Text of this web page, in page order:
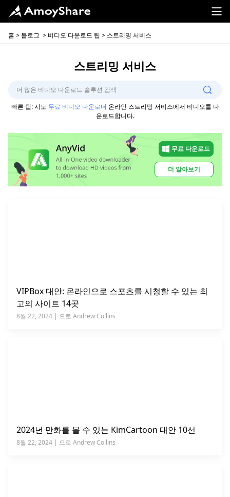
홈 > 블로그 > 비디오 다운로드 팁 > 스트리밍 서비스
스트리밍 서비스
빠른 팁: 시도 무료 비디오 다운로더 온라인 스트리밍 서비스에서 비디오를 다
운로드합니다.
무료 다운로드
더 알아보기
VIPBox 대안: 온라인으로 스포츠를 시청할 수 있는 최
고의 사이트 14곳
8월 22, 2024 | 으로 Andrew Collins
2024년 만화를 볼 수 있는 KimCartoon 대안 10선
8월 22, 2024 | 으로 Andrew Collins